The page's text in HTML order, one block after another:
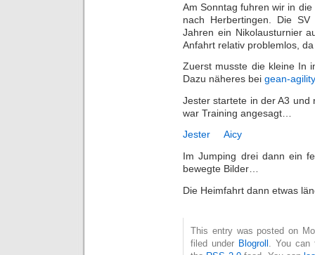
Am Sonntag fuhren wir in
nach Herbertingen. Die
Jahren ein Nikolausturnier
Anfahrt relativ problemlos,
Zuerst musste die kleine In
Dazu näheres bei gean-
Jester startete in der A3 und
war Training angesagt…
Jester
Aicy
Im Jumping drei dann ein
bewegte Bilder…
Die Heimfahrt dann etwas
This entry was posted on
filed under Blogroll . You